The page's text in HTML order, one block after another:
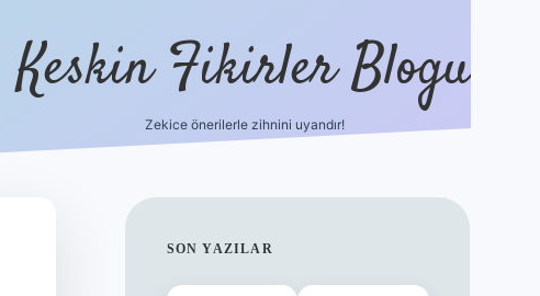
Keskin Fikirler Blogu
Zekice önerilerle zihnini uyandır!
SIDEBAR
SON YAZILAR